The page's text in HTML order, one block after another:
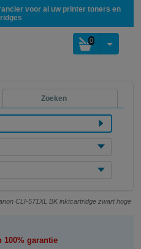
voor al uw printer toners en
0
Zoeken
CLI-571XL BK inktcartridge zwart hoge
100% garantie